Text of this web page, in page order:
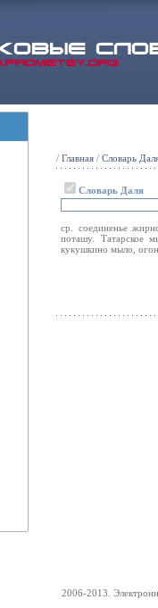
/ Главная / Словарь
Словарь Даля
ср. соединенье
поташу. Татарское
кукушкино мыло,
2006-2013.